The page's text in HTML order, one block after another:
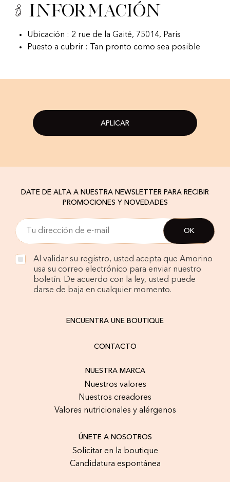
Información
Ubicación : 2 rue de la Gaité, 75014, Paris
Puesto a cubrir : Tan pronto como sea posible
APLICAR
DATE DE ALTA A NUESTRA NEWSLETTER PARA RECIBIR
PROMOCIONES Y NOVEDADES
Al validar su registro, usted acepta que Amorino
usa su correo electrónico para enviar nuestro
boletín. De acuerdo con la ley, usted puede
darse de baja en cualquier momento.
ENCUENTRA UNE BOUTIQUE
CONTACTO
NUESTRA MARCA
Nuestros valores
Nuestros creadores
Valores nutricionales y alérgenos
ÚNETE A NOSOTROS
Solicitar en la boutique
Candidatura espontánea